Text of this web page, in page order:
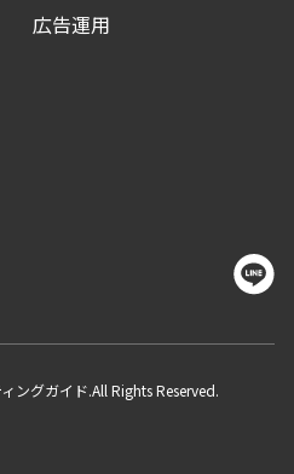
広告運用
ングガイド.All Rights Reserved.